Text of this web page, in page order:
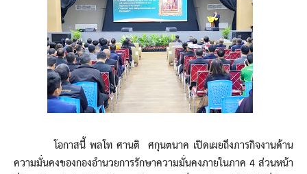
โอกาสนี้ พลโท ศานติ ศกุนตนาค เปิดเผยถึงภารกิจงานด้าน
ความมั่นคงของกองอำนวยการรักษาความมั่นคงภายในภาค 4 ส่วนหน้า